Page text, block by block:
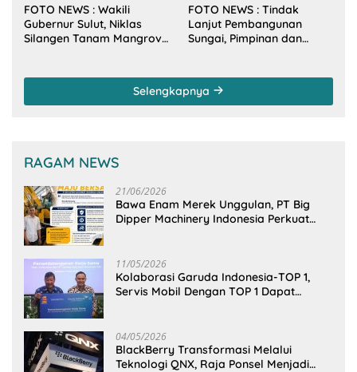
FOTO NEWS : Wakili
Gubernur Sulut, Niklas
Silangen Tanam Mangrove
FOTO NEWS : Tindak
Lanjut Pembangunan
Sungai, Pimpinan dan
Kementerian PU-RI
Selengkapnya
RAGAM NEWS
21/06/2026
Bawa Enam Merek Unggulan, PT Big
Dipper Machinery Indonesia Perkuat
11/05/2026
Kolaborasi Garuda Indonesia-TOP 1,
Servis Mobil Dengan TOP 1 Dapat
04/05/2026
BlackBerry Transformasi Melalui
Teknologi QNX, Raja Ponsel Menjadi